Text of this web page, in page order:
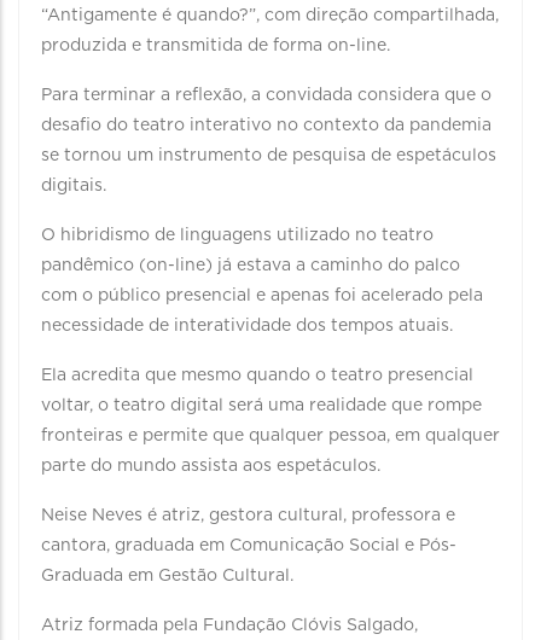
“Antigamente é quando?”, com direção compartilhada,
produzida e transmitida de forma on-line.
Para terminar a reflexão, a convidada considera que o
desafio do teatro interativo no contexto da pandemia
se tornou um instrumento de pesquisa de espetáculos
digitais.
O hibridismo de linguagens utilizado no teatro
pandêmico (on-line) já estava a caminho do palco
com o público presencial e apenas foi acelerado pela
necessidade de interatividade dos tempos atuais.
Ela acredita que mesmo quando o teatro presencial
voltar, o teatro digital será uma realidade que rompe
fronteiras e permite que qualquer pessoa, em qualquer
parte do mundo assista aos espetáculos.
Neise Neves é atriz, gestora cultural, professora e
cantora, graduada em Comunicação Social e Pós-
Graduada em Gestão Cultural.
Atriz formada pela Fundação Clóvis Salgado,